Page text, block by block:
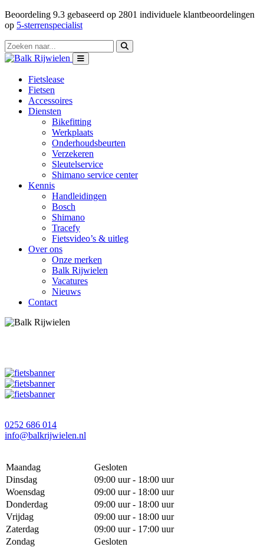
Beoordeling 9.3 gebaseerd op 2801 individuele klantbeoordelingen
op 5-sterrenspecialist
Fietslease
Fietsen
Accessoires
Diensten
Bikefitting
Werkplaats
Onderhoudsbeurten
Verzekeren
Sleutelservice
Shimano service center
Kennis
Handleidingen
Bosch
Shimano
Tracefy
Fietsvideo’s & uitleg
Over ons
Onze merken
Balk Rijwielen
Vacatures
Nieuws
Contact
0252 686 014
info@balkrijwielen.nl
Maandag
Gesloten
Dinsdag
09:00 uur - 18:00 uur
Woensdag
09:00 uur - 18:00 uur
Donderdag
09:00 uur - 18:00 uur
Vrijdag
09:00 uur - 18:00 uur
Zaterdag
09:00 uur - 17:00 uur
Zondag
Gesloten